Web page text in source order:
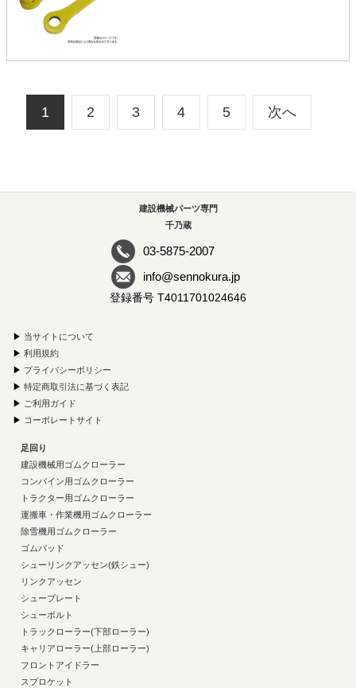
1 2 3 4 5 次へ
建設機械パーツ専門
千乃蔵
03-5875-2007
info@sennokura.jp
登録番号 T4011701024646
▶ 当サイトについて
▶ 利用規約
▶ プライバシーポリシー
▶ 特定商取引法に基づく表記
▶ ご利用ガイド
▶ コーポレートサイト
足回り
建設機械用ゴムクローラー
コンバイン用ゴムクローラー
トラクター用ゴムクローラー
運搬車・作業機用ゴムクローラー
除雪機用ゴムクローラー
ゴムパッド
シューリンクアッセン(鉄シュー)
リンクアッセン
シュープレート
シューボルト
トラックローラー(下部ローラー)
キャリアローラー(上部ローラー)
フロントアイドラー
スプロケット